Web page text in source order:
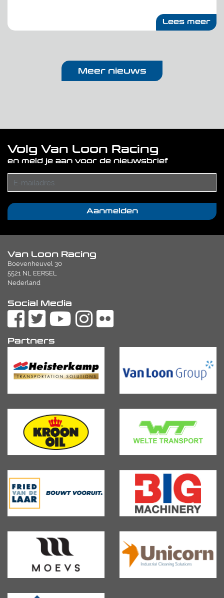
Lees meer
Meer nieuws
Volg Van Loon Racing
en meld je aan voor de nieuwsbrief
Aanmelden
Van Loon Racing
Boevenheuvel 30
5521 NL EERSEL
Nederland
Social Media
Partners